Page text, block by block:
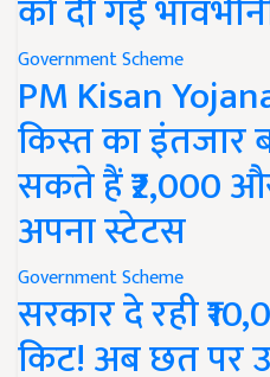
को दी गई
Government Scheme
PM Kisan
किस्त का इंतजार
सकते हैं ₹2,000
अपना स्टेटस
Government Scheme
सरकार दे रही
किट! अब छत पर